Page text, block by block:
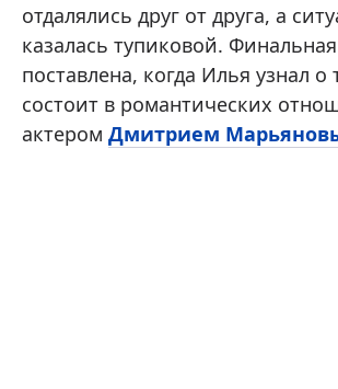
отдалялись друг от друга, а
казалась тупиковой.
поставлена, когда Илья узнал
состоит в романтических
актером Дмитрием